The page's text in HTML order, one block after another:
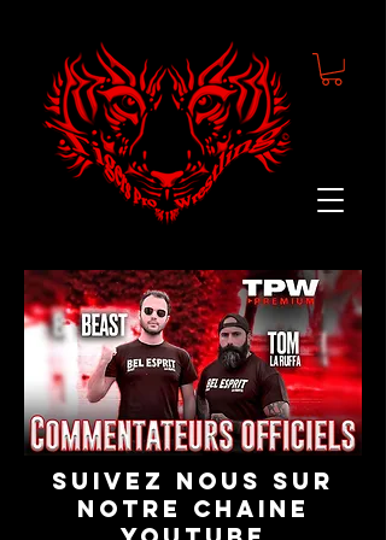
suivez nous sur
notre chaine